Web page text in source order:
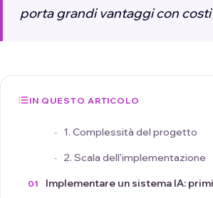
porta grandi vantaggi con
IN QUESTO ARTICOLO
1. Complessità del progetto
2. Scala dell'implementazione
Implementare un sistema IA: